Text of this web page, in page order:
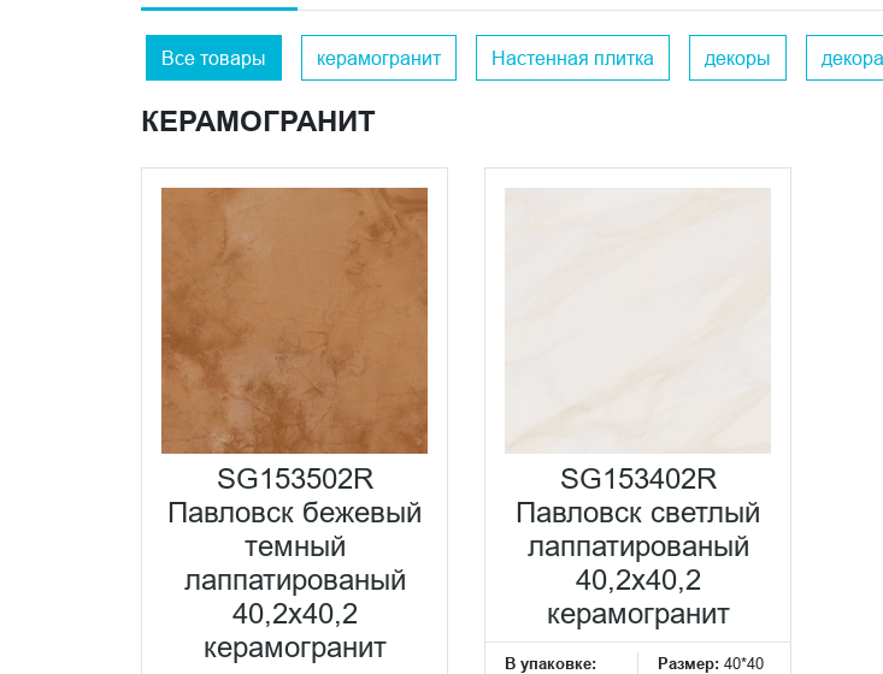
Все товары керамогранит Настенная плитка декоры
КЕРАМОГРАНИТ
SG153502R
Павловск бежевый
темный
лаппатированый
40,2x40,2
керамогранит
SG153402R
Павловск светлый
лаппатированый
40,2x40,2
керамогранит
В упаковке:
Размер: 40*40